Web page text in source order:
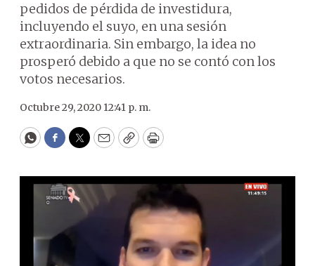
pedidos de pérdida de investidura,
incluyendo el suyo, en una sesión
extraordinaria. Sin embargo, la idea no
prosperó debido a que no se contó con los
votos necesarios.
Octubre 29, 2020 12:41 p. m.
WhatsApp
Facebook
Twitter
EmailCopyPrint